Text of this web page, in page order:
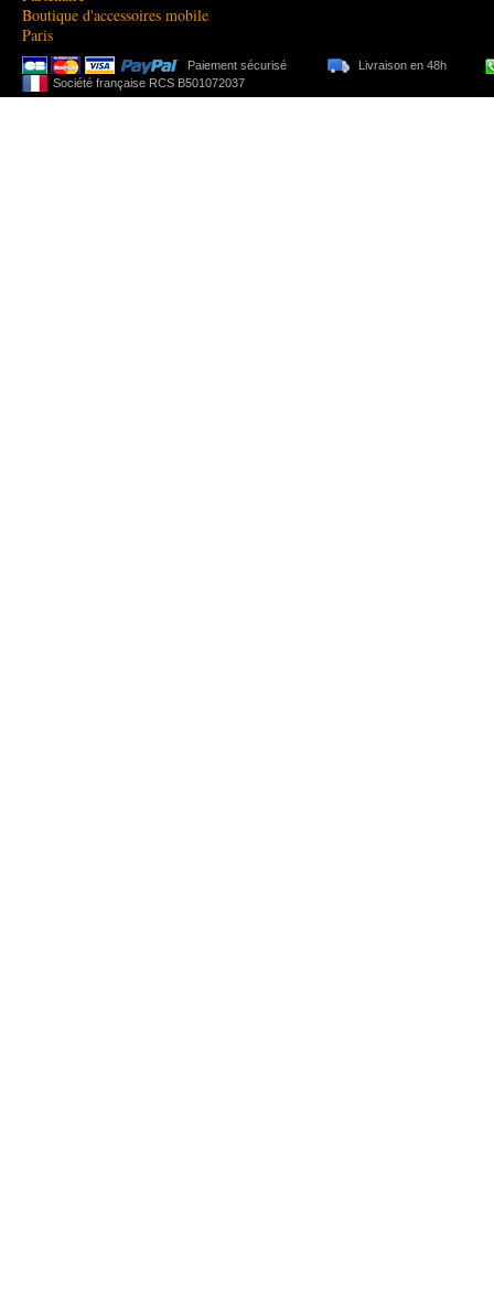
Boutique d'accessoires mobile
Paris
Paiement sécurisé
Livraison en 48h
Société française RCS B501072037